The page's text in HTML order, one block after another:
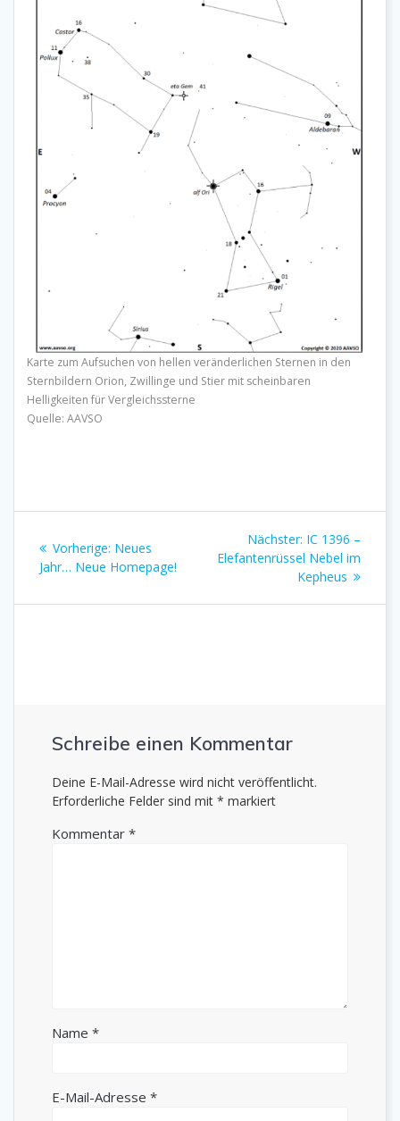
Karte zum Aufsuchen von hellen veränderlichen Sternen in den
Sternbildern Orion, Zwillinge und Stier mit scheinbaren
Helligkeiten für Vergleichssterne
Quelle: AAVSO
Vorherige: Vorheriger
Beitrag:
Neues
Jahr… Neue Homepage!
Nächster: Nächster
Beitrag:
IC 1396 –
Elefantenrüssel Nebel im
Kepheus
Schreibe einen Kommentar
Deine E-Mail-Adresse wird nicht veröffentlicht.
Erforderliche Felder sind mit * markiert
Kommentar *
Name *
E-Mail-Adresse *